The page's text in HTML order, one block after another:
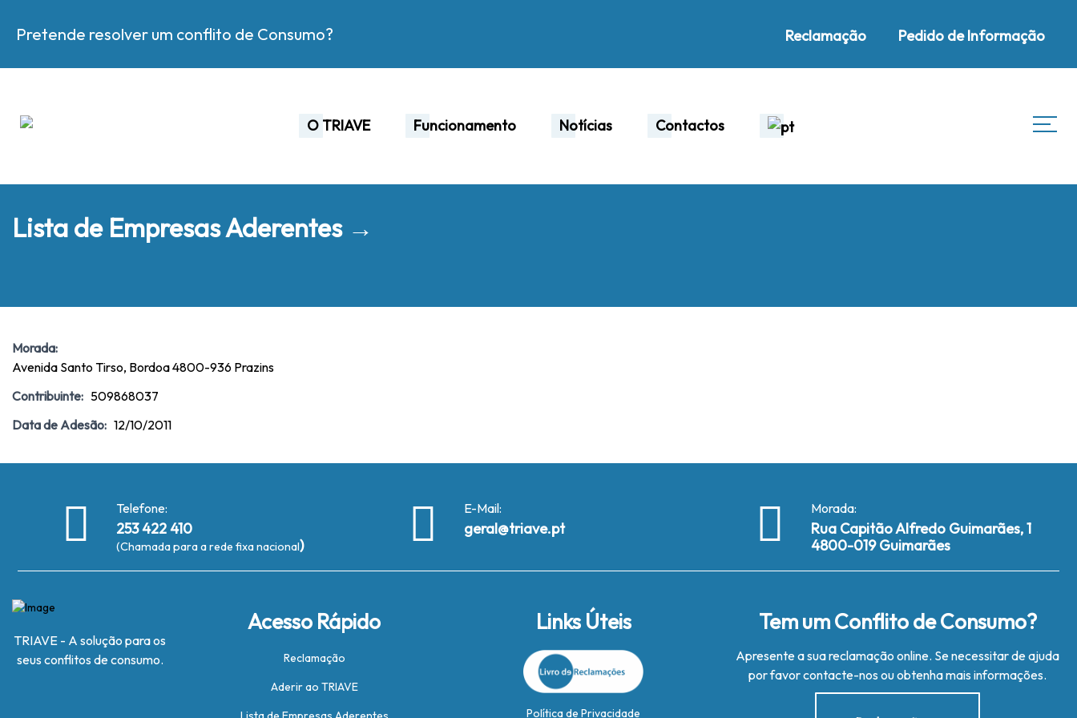
Pretende resolver um conflito de Consumo? Reclamação Pedido de Informação
O TRIAVE Funcionamento Notícias Contactos
Lista de Empresas Aderentes →
Morada:
Avenida Santo Tirso, Bordoa 4800-936 Prazins
Contribuinte: 509868037
Data de Adesão: 12/10/2011
Telefone:
253 422 410
(Chamada para a rede fixa nacional)
E-Mail:
geral@triave.pt
Morada:
Rua Capitão Alfredo Guimarães, 1
4800-019 Guimarães
TRIAVE - A solução para os
seus conflitos de consumo.
Acesso Rápido
Reclamação
Aderir ao TRIAVE
Links Úteis
Política de Privacidade
Tem um Conflito de Consumo?
Apresente a sua reclamação online. Se necessitar de ajuda
por favor contacte-nos ou obtenha mais informações.